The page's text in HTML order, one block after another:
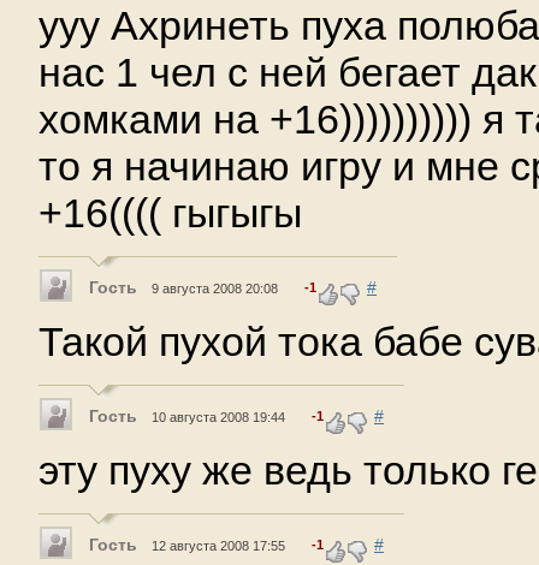
ууу Ахринеть пуха
нас 1 чел с ней бегает
хомками на +16)))))))))) я
то я начинаю игру и мне
+16(((( гыгыгы
Гость 9 августа 2008 20:08 -1 #
Такой пухой тока бабе
Гость 10 августа 2008 19:44 -1 #
эту пуху же ведь только
Гость 12 августа 2008 17:55 -1 #